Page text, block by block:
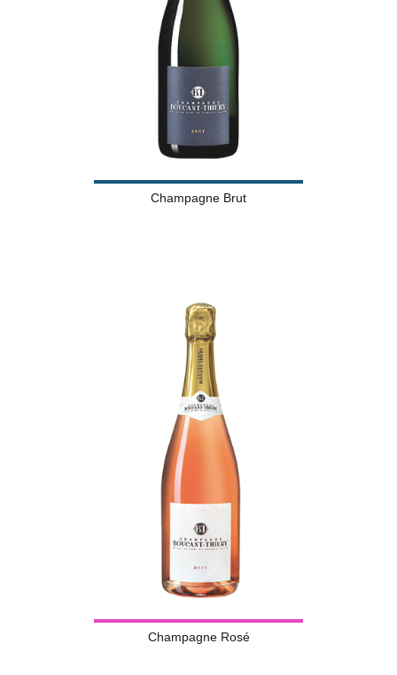
Champagne Brut
Champagne Rosé